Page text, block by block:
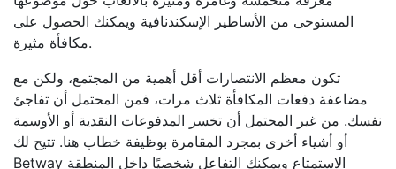
المستوحى من الأساطير الإسكندنافية ويمكنك الحصول على
مكافأة مثيرة.
تكون معظم الانتصارات أقل أهمية من المجتمع، ولكن مع
مضاعفة دفعات المكافأة ثلاث مرات، فمن المحتمل أن تفاجئ
نفسك. من غير المحتمل أن تخسر المدفوعات النقدية أو الأوسمة
أو أشياء أخرى بمجرد المقامرة بوظيفة خطاب هنا. تتيح لك
Betway الاستمتاع ويمكنك التفاعل شخصيًا داخل المنطقة